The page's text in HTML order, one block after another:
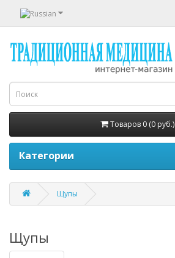
Товаров 0 (0 руб.)
Категории
Щупы
Щупы